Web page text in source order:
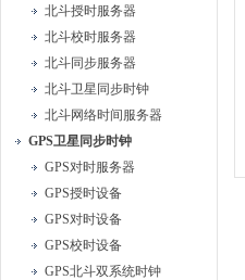
北斗授时服务器
北斗校时服务器
北斗同步服务器
北斗卫星同步时钟
北斗网络时间服务器
GPS卫星同步时钟
GPS对时服务器
GPS授时设备
GPS对时设备
GPS校时设备
GPS北斗双系统时钟